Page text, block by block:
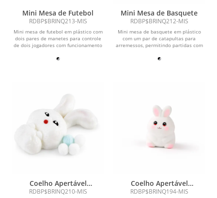
Mini Mesa de Futebol
RDBP$BRINQ213-MIS
Mini mesa de futebol em plástico com
dois pares de manetes para controle
de dois jogadores com funcionamento
Mini Mesa de Basquete
RDBP$BRINQ212-MIS
Mini mesa de basquete em plástico
com um par de catapultas para
arremessos, permitindo partidas com
Coelho Apertável
Antiestresse
RDBP$BRINQ210-MIS
Coelho Apertável
Antiestresse
RDBP$BRINQ194-MIS